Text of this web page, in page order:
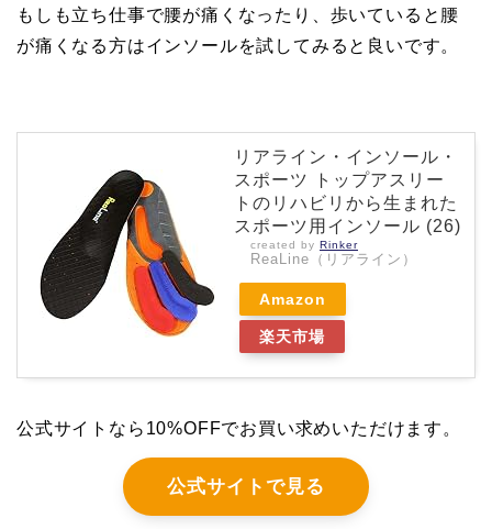
もしも立ち仕事で腰が痛くなったり、歩いていると腰
が痛くなる方はインソールを試してみると良いです。
リアライン・インソール・
スポーツ トップアスリー
トのリハビリから生まれた
スポーツ用インソール (26)
created by Rinker
ReaLine（リアライン）
Amazon
楽天市場
公式サイトなら10%OFFでお買い求めいただけます。
公式サイトで見る